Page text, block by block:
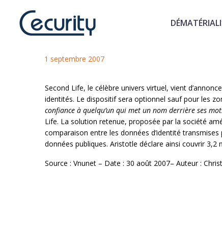
Anonymat et identification
1 septembre 2007
Second Life, le célèbre univers virtuel, vient
identités. Le dispositif sera optionnel sauf pour les
confiance à quelqu’un qui met un nom derrière ses
Life. La solution retenue, proposée par la société
comparaison entre les données d’identité
données publiques. Aristotle déclare ainsi couvrir 3,2
Source : Vnunet – Date : 30 août 2007– Auteur :